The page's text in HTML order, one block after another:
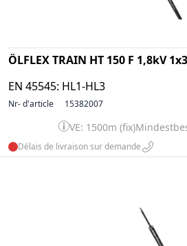
ÖLFLEX TRAIN HT 150 F 1,8kV
EN 45545: HL1-HL3
Nr- d'article 15382007
VE: 1500m (fix)
Délais de livraison sur demande